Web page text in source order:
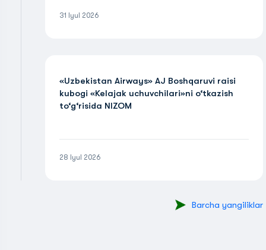
31 Iyul 2026
«Uzbekistan Airways» AJ Boshqaruvi raisi
kubogi «Kelajak uchuvchilari»ni o‘tkazish
to‘g‘risida NIZOM
28 Iyul 2026
Barcha yangiliklar